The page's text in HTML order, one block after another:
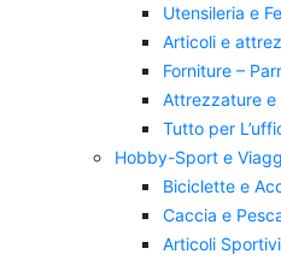
Utensileria e
Articoli e
Forniture –
Attrezzature
Tutto per
Hobby-Sport e
Biciclette e
Caccia e
Articoli Sportivi